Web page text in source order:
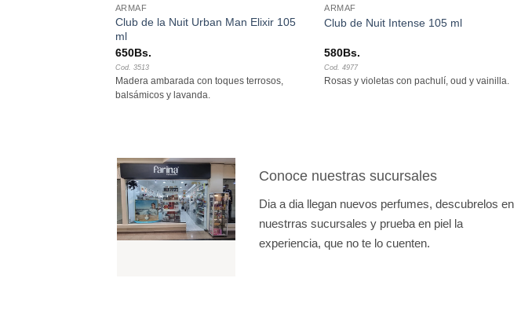
ARMAF
Club de la Nuit Urban Man Elixir 105
ml
650Bs.
Cod. 3513
Madera ambarada con toques terrosos,
balsámicos y lavanda.
ARMAF
Club de Nuit Intense 105 ml
580Bs.
Cod. 4977
Rosas y violetas con pachulí, oud y vainilla.
Conoce nuestras sucursales
Dia a dia llegan nuevos perfumes, descubrelos en
nuestrras sucursales y prueba en piel la
experiencia, que no te lo cuenten.